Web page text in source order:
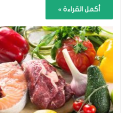
أكمل القراءة »